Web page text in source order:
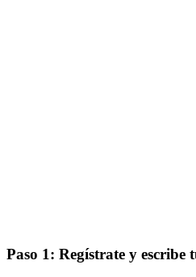
Paso 1: Regístrate y escribe